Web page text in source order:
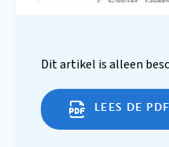
Dit artikel is alleen
LEES DE PDF